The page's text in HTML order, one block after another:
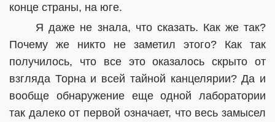
конце страны, на юге.
Я даже не знала, что сказать. Как же так?
Почему же никто не заметил этого? Как так
получилось, что все это оказалось скрыто от
взгляда Торна и всей тайной канцелярии? Да и
вообще обнаружение еще одной лаборатории
так далеко от первой означает, что весь замысел